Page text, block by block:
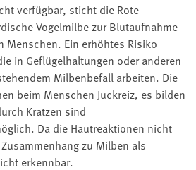
verfügbar, sticht die Rote
Vogelmilbe zur Blutaufnahme
Menschen. Ein erhöhtes Risiko
in Geflügelhaltungen oder anderen
Milbenbefall arbeiten. Die
beim Menschen Juckreiz, es bilden
Kratzen sind
Da die Hautreaktionen nicht
zu Milben als
erkennbar.